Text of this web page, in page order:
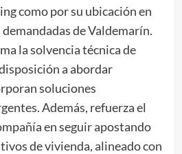
como por su ubicación en
demandadas de Valdemarín.
la solvencia técnica de
a abordar
soluciones
Además, refuerza el
en seguir apostando
de vivienda, alineado con